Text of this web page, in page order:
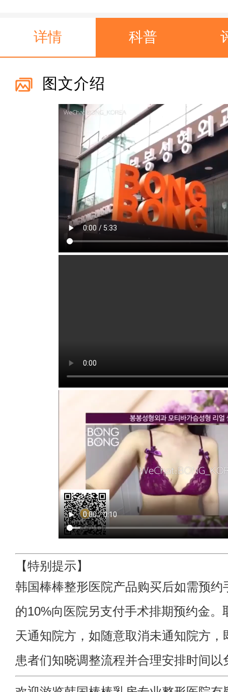
详情 科普
图文介绍
【特别提示】
韩国棒棒整形医院产品购买后如需预
的10%向医院另支付手术排期预约金
天通知院方，如随意取消未通知院方
患者们知晓调整流程并合理安排时间